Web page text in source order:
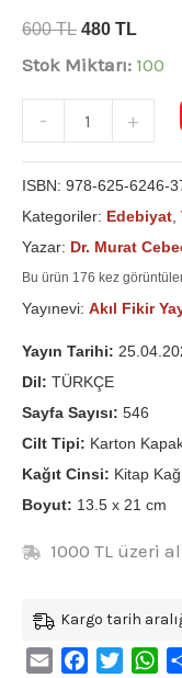
600TL 480 TL
Stok Miktarı: 100
- +
ISBN: 978-625-6246-
Kategoriler: Edebiyat
Yazar: Dr. Murat
Bu ürün 176 kez
Yayınevi: Akıl Fikir
Yayın Tarihi:
Dil: TÜRKÇE
Sayfa Sayısı: 546
Cilt Tipi: Karton
Kağıt Cinsi: Kitap
Boyut: 13.5 x 21 cm
1000 TL üzeri
Kargo tarih
Email FacebookTwitter